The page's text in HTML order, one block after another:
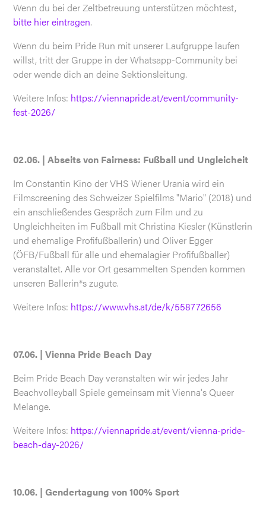
Wenn du bei der Zeltbetreuung unterstützen möchtest,
bitte hier eintragen.
Wenn du beim Pride Run mit unserer Laufgruppe laufen
willst, tritt der Gruppe in der Whatsapp-Community bei
oder wende dich an deine Sektionsleitung.
Weitere Infos: https://viennapride.at/event/community-
fest-2026/
02.06. | Abseits von Fairness: Fußball und Ungleicheit
Im Constantin Kino der VHS Wiener Urania wird ein
Filmscreening des Schweizer Spielfilms "Mario" (2018) und
ein anschließendes Gespräch zum Film und zu
Ungleichheiten im Fußball mit Christina Kiesler (Künstlerin
und ehemalige Profifußballerin) und Oliver Egger
(ÖFB/Fußball für alle und ehemalagier Profifußballer)
veranstaltet. Alle vor Ort gesammelten Spenden kommen
unseren Ballerin*s zugute.
Weitere Infos: https://www.vhs.at/de/k/558772656
07.06. | Vienna Pride Beach Day
Beim Pride Beach Day veranstalten wir wir jedes Jahr
Beachvolleyball Spiele gemeinsam mit Vienna's Queer
Melange.
Weitere Infos: https://viennapride.at/event/vienna-pride-
beach-day-2026/
10.06. | Gendertagung von 100% Sport